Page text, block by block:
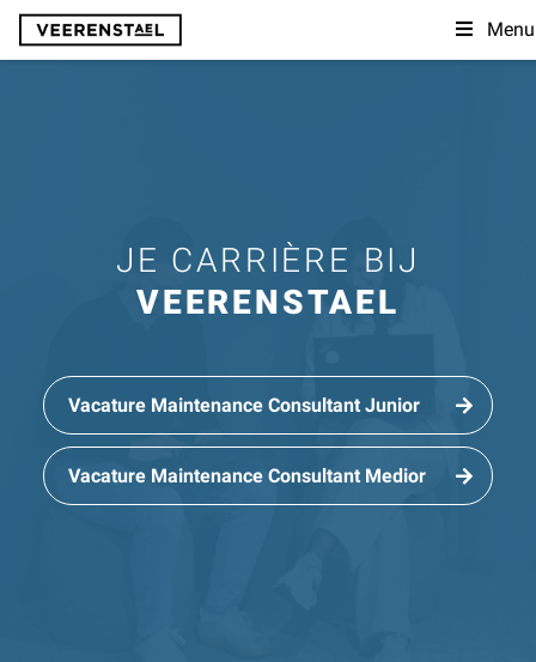
Menu
JE CARRIÈRE BIJ
VEERENSTAEL
Vacature Maintenance Consultant Junior
Vacature Maintenance Consultant Medior